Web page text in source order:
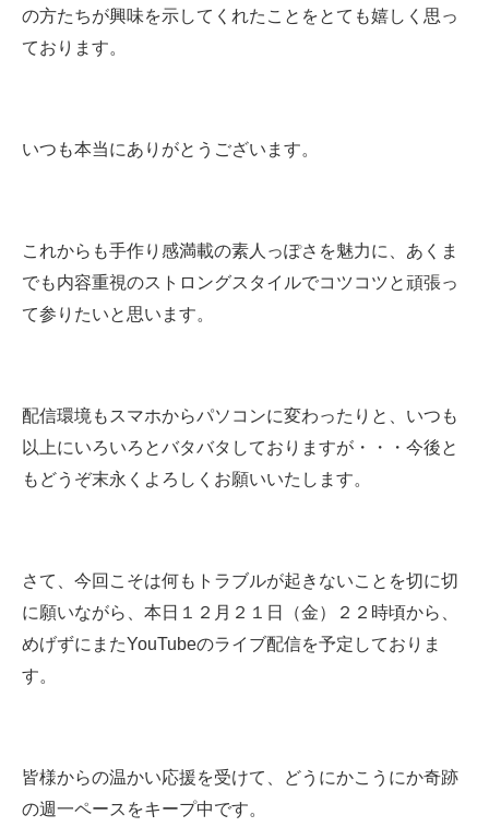
の方たちが興味を示してくれたことをとても嬉しく思っ
ております。
いつも本当にありがとうございます。
これからも手作り感満載の素人っぽさを魅力に、あくま
でも内容重視のストロングスタイルでコツコツと頑張っ
て参りたいと思います。
配信環境もスマホからパソコンに変わったりと、いつも
以上にいろいろとバタバタしておりますが・・・今後と
もどうぞ末永くよろしくお願いいたします。
さて、今回こそは何もトラブルが起きないことを切に切
に願いながら、本日１２月２１日（金）２２時頃から、
めげずにまたYouTubeのライブ配信を予定しておりま
す。
皆様からの温かい応援を受けて、どうにかこうにか奇跡
の週一ペースをキープ中です。